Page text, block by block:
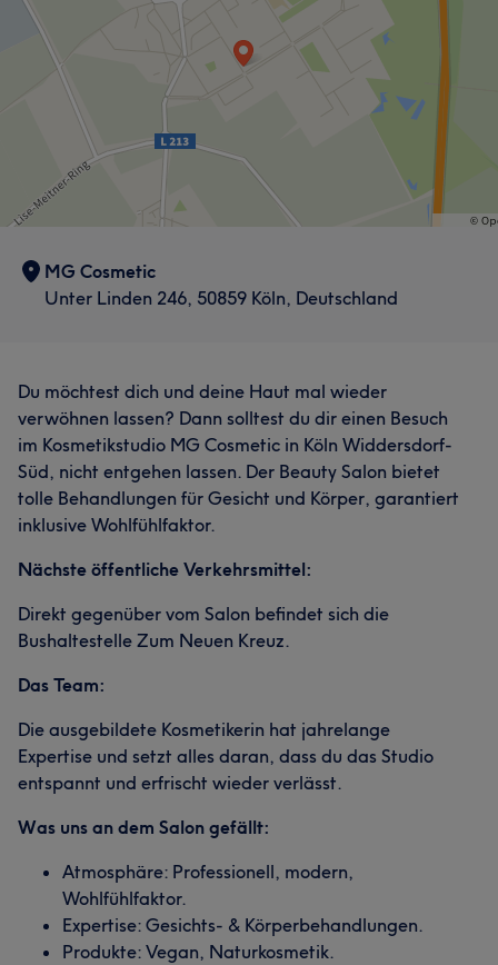
MG Cosmetic
Unter Linden 246, 50859 Köln, Deutschland
Du möchtest dich und deine Haut mal wieder
verwöhnen lassen? Dann solltest du dir einen Besuch
im Kosmetikstudio MG Cosmetic in Köln Widdersdorf-
Süd, nicht entgehen lassen. Der Beauty Salon bietet
tolle Behandlungen für Gesicht und Körper, garantiert
inklusive Wohlfühlfaktor.
Nächste öffentliche Verkehrsmittel:
Direkt gegenüber vom Salon befindet sich die
Bushaltestelle Zum Neuen Kreuz.
Das Team:
Die ausgebildete Kosmetikerin hat jahrelange
Expertise und setzt alles daran, dass du das Studio
entspannt und erfrischt wieder verlässt.
Was uns an dem Salon gefällt:
Atmosphäre: Professionell, modern,
Wohlfühlfaktor.
Expertise: Gesichts- & Körperbehandlungen.
Produkte: Vegan, Naturkosmetik.